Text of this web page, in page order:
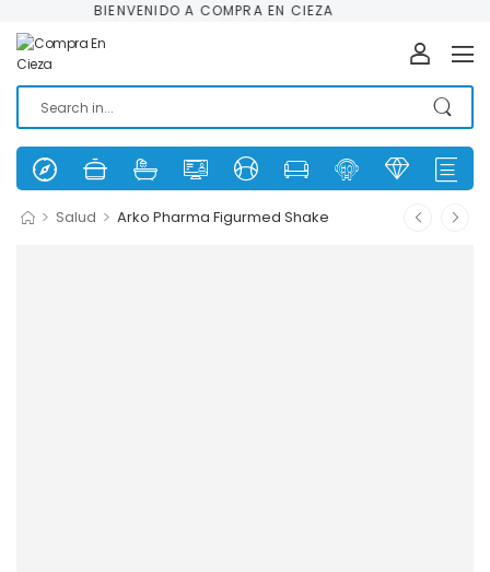
BIENVENIDO A COMPRA EN CIEZA
> Salud > Arko Pharma Figurmed Shake